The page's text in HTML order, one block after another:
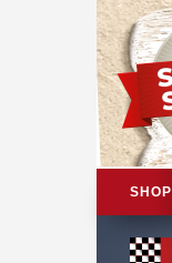
SHOP